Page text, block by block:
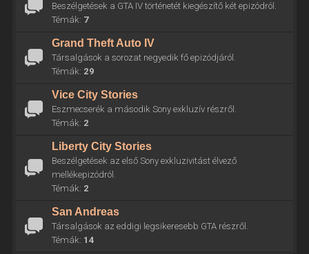
Beszélgetések a GTA IV történetét kiegészítő két epizódról.
Témák: 7
Grand Theft Auto IV
Társalgások a sorozat negyedik fő epizódjáról.
Témák: 29
Vice City Stories
Eszmecserék a második Sony exkluzív részről.
Témák: 2
Liberty City Stories
Beszélgetések az első Sony exkluzivitást élvező
mellékepizódról.
Témák: 2
San Andreas
Társalgások az eddigi legsikeresebb GTA részről.
Témák: 14